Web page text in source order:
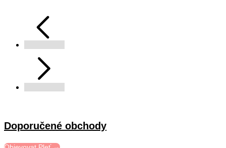
Doporučené obchody